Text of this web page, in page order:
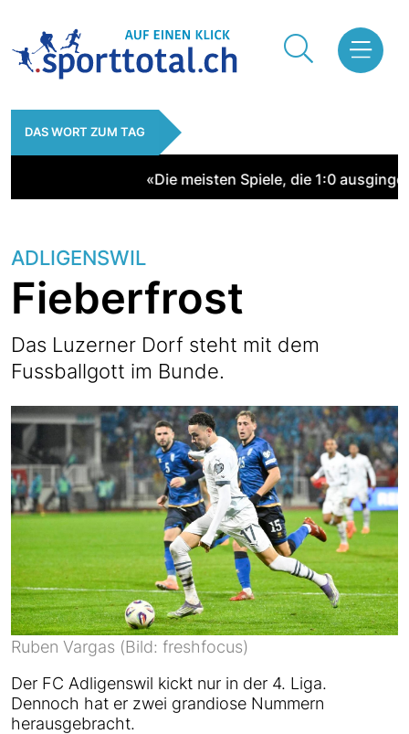
DAS WORT ZUM TAG
«Die meisten Spiele, die 1:0
ADLIGENSWIL
Fieberfrost
Das Luzerner Dorf steht mit dem
Fussballgott im Bunde.
Ruben Vargas (Bild: freshfocus)
Der FC Adligenswil kickt nur in der 4. Liga.
Dennoch hat er zwei grandiose Nummern
herausgebracht.